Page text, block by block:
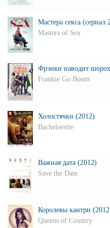
Мастера секса
Masters of Sex
Фрэнки наводит
Frankie Go Boom
Холостячки (2012)
Bachelorette
Важная дата (2012)
Save the Date
Королевы кантри
Queens of Country